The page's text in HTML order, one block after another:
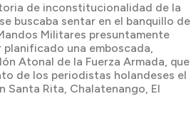
de inconstitucionalidad de la
buscaba sentar en el banquillo de
Militares presuntamente
planificado una emboscada,
Atonal de la Fuerza Armada, que
de los periodistas holandeses el
Santa Rita, Chalatenango, El